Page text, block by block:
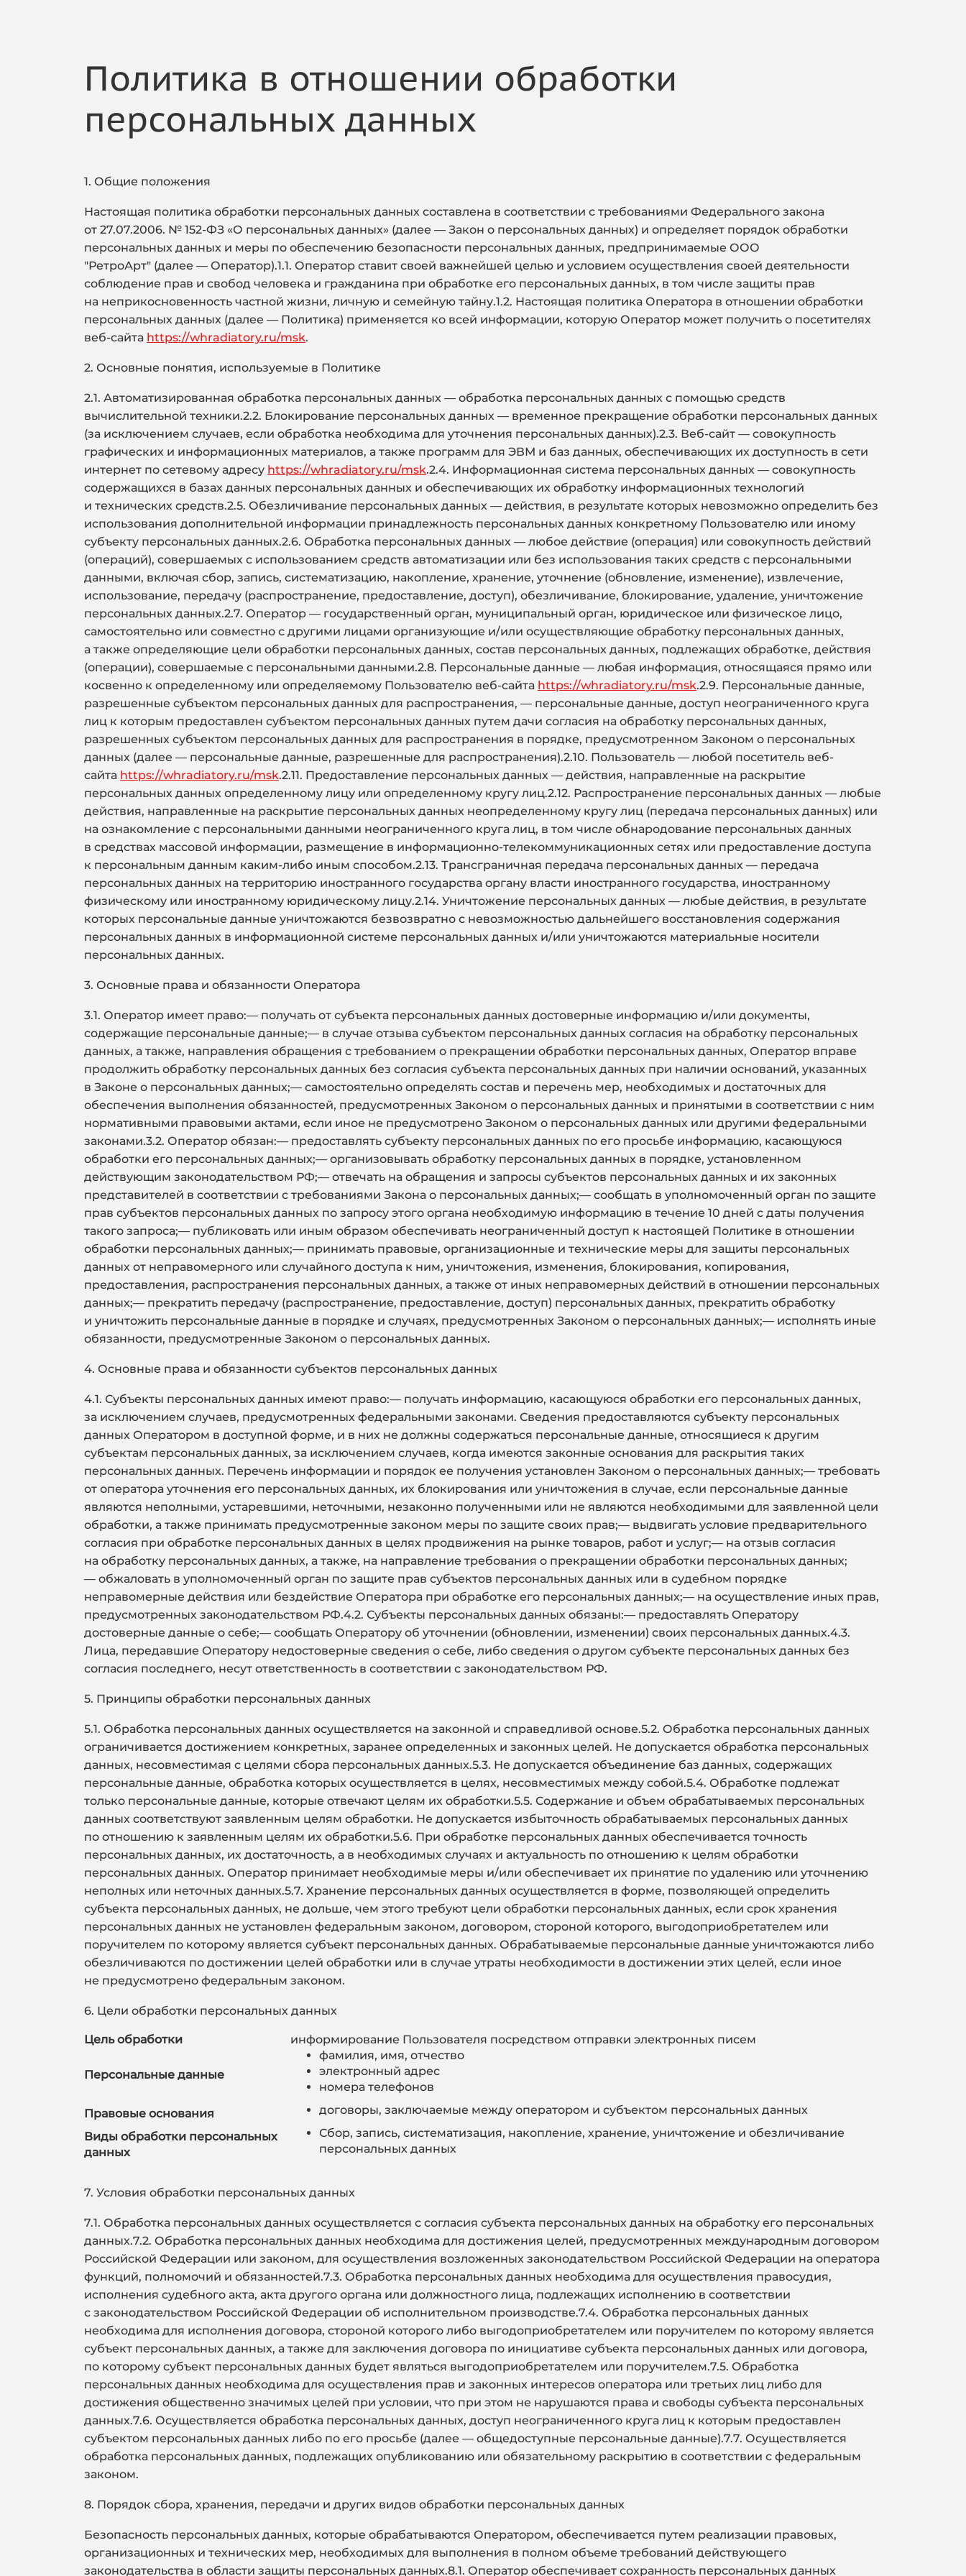
Политика в отношении обработки
персональных данных
1. Общие положения
Настоящая политика обработки персональных данных составлена в соответствии с требованиями Федерального закона
от 27.07.2006. № 152-ФЗ «О персональных данных» (далее — Закон о персональных данных) и определяет порядок обработки
персональных данных и меры по обеспечению безопасности персональных данных, предпринимаемые ООО
"РетроАрт" (далее — Оператор).1.1. Оператор ставит своей важнейшей целью и условием осуществления своей деятельности
соблюдение прав и свобод человека и гражданина при обработке его персональных данных, в том числе защиты прав
на неприкосновенность частной жизни, личную и семейную тайну.1.2. Настоящая политика Оператора в отношении обработки
персональных данных (далее — Политика) применяется ко всей информации, которую Оператор может получить о посетителях
веб-сайта https://whradiatory.ru/msk.
2. Основные понятия, используемые в Политике
2.1. Автоматизированная обработка персональных данных — обработка персональных данных с помощью средств
вычислительной техники.2.2. Блокирование персональных данных — временное прекращение обработки персональных данных
(за исключением случаев, если обработка необходима для уточнения персональных данных).2.3. Веб-сайт — совокупность
графических и информационных материалов, а также программ для ЭВМ и баз данных, обеспечивающих их доступность в сети
интернет по сетевому адресу https://whradiatory.ru/msk.2.4. Информационная система персональных данных — совокупность
содержащихся в базах данных персональных данных и обеспечивающих их обработку информационных технологий
и технических средств.2.5. Обезличивание персональных данных — действия, в результате которых невозможно определить без
использования дополнительной информации принадлежность персональных данных конкретному Пользователю или иному
субъекту персональных данных.2.6. Обработка персональных данных — любое действие (операция) или совокупность действий
(операций), совершаемых с использованием средств автоматизации или без использования таких средств с персональными
данными, включая сбор, запись, систематизацию, накопление, хранение, уточнение (обновление, изменение), извлечение,
использование, передачу (распространение, предоставление, доступ), обезличивание, блокирование, удаление, уничтожение
персональных данных.2.7. Оператор — государственный орган, муниципальный орган, юридическое или физическое лицо,
самостоятельно или совместно с другими лицами организующие и/или осуществляющие обработку персональных данных,
а также определяющие цели обработки персональных данных, состав персональных данных, подлежащих обработке, действия
(операции), совершаемые с персональными данными.2.8. Персональные данные — любая информация, относящаяся прямо или
косвенно к определенному или определяемому Пользователю веб-сайта https://whradiatory.ru/msk.2.9. Персональные данные,
разрешенные субъектом персональных данных для распространения, — персональные данные, доступ неограниченного круга
лиц к которым предоставлен субъектом персональных данных путем дачи согласия на обработку персональных данных,
разрешенных субъектом персональных данных для распространения в порядке, предусмотренном Законом о персональных
данных (далее — персональные данные, разрешенные для распространения).2.10. Пользователь — любой посетитель веб-
сайта https://whradiatory.ru/msk.2.11. Предоставление персональных данных — действия, направленные на раскрытие
персональных данных определенному лицу или определенному кругу лиц.2.12. Распространение персональных данных — любые
действия, направленные на раскрытие персональных данных неопределенному кругу лиц (передача персональных данных) или
на ознакомление с персональными данными неограниченного круга лиц, в том числе обнародование персональных данных
в средствах массовой информации, размещение в информационно-телекоммуникационных сетях или предоставление доступа
к персональным данным каким-либо иным способом.2.13. Трансграничная передача персональных данных — передача
персональных данных на территорию иностранного государства органу власти иностранного государства, иностранному
физическому или иностранному юридическому лицу.2.14. Уничтожение персональных данных — любые действия, в результате
которых персональные данные уничтожаются безвозвратно с невозможностью дальнейшего восстановления содержания
персональных данных в информационной системе персональных данных и/или уничтожаются материальные носители
персональных данных.
3. Основные права и обязанности Оператора
3.1. Оператор имеет право:— получать от субъекта персональных данных достоверные информацию и/или документы,
содержащие персональные данные;— в случае отзыва субъектом персональных данных согласия на обработку персональных
данных, а также, направления обращения с требованием о прекращении обработки персональных данных, Оператор вправе
продолжить обработку персональных данных без согласия субъекта персональных данных при наличии оснований, указанных
в Законе о персональных данных;— самостоятельно определять состав и перечень мер, необходимых и достаточных для
обеспечения выполнения обязанностей, предусмотренных Законом о персональных данных и принятыми в соответствии с ним
нормативными правовыми актами, если иное не предусмотрено Законом о персональных данных или другими федеральными
законами.3.2. Оператор обязан:— предоставлять субъекту персональных данных по его просьбе информацию, касающуюся
обработки его персональных данных;— организовывать обработку персональных данных в порядке, установленном
действующим законодательством РФ;— отвечать на обращения и запросы субъектов персональных данных и их законных
представителей в соответствии с требованиями Закона о персональных данных;— сообщать в уполномоченный орган по защите
прав субъектов персональных данных по запросу этого органа необходимую информацию в течение 10 дней с даты получения
такого запроса;— публиковать или иным образом обеспечивать неограниченный доступ к настоящей Политике в отношении
обработки персональных данных;— принимать правовые, организационные и технические меры для защиты персональных
данных от неправомерного или случайного доступа к ним, уничтожения, изменения, блокирования, копирования,
предоставления, распространения персональных данных, а также от иных неправомерных действий в отношении персональных
данных;— прекратить передачу (распространение, предоставление, доступ) персональных данных, прекратить обработку
и уничтожить персональные данные в порядке и случаях, предусмотренных Законом о персональных данных;— исполнять иные
обязанности, предусмотренные Законом о персональных данных.
4. Основные права и обязанности субъектов персональных данных
4.1. Субъекты персональных данных имеют право:— получать информацию, касающуюся обработки его персональных данных,
за исключением случаев, предусмотренных федеральными законами. Сведения предоставляются субъекту персональных
данных Оператором в доступной форме, и в них не должны содержаться персональные данные, относящиеся к другим
субъектам персональных данных, за исключением случаев, когда имеются законные основания для раскрытия таких
персональных данных. Перечень информации и порядок ее получения установлен Законом о персональных данных;— требовать
от оператора уточнения его персональных данных, их блокирования или уничтожения в случае, если персональные данные
являются неполными, устаревшими, неточными, незаконно полученными или не являются необходимыми для заявленной цели
обработки, а также принимать предусмотренные законом меры по защите своих прав;— выдвигать условие предварительного
согласия при обработке персональных данных в целях продвижения на рынке товаров, работ и услуг;— на отзыв согласия
на обработку персональных данных, а также, на направление требования о прекращении обработки персональных данных;
— обжаловать в уполномоченный орган по защите прав субъектов персональных данных или в судебном порядке
неправомерные действия или бездействие Оператора при обработке его персональных данных;— на осуществление иных прав,
предусмотренных законодательством РФ.4.2. Субъекты персональных данных обязаны:— предоставлять Оператору
достоверные данные о себе;— сообщать Оператору об уточнении (обновлении, изменении) своих персональных данных.4.3.
Лица, передавшие Оператору недостоверные сведения о себе, либо сведения о другом субъекте персональных данных без
согласия последнего, несут ответственность в соответствии с законодательством РФ.
5. Принципы обработки персональных данных
5.1. Обработка персональных данных осуществляется на законной и справедливой основе.5.2. Обработка персональных данных
ограничивается достижением конкретных, заранее определенных и законных целей. Не допускается обработка персональных
данных, несовместимая с целями сбора персональных данных.5.3. Не допускается объединение баз данных, содержащих
персональные данные, обработка которых осуществляется в целях, несовместимых между собой.5.4. Обработке подлежат
только персональные данные, которые отвечают целям их обработки.5.5. Содержание и объем обрабатываемых персональных
данных соответствуют заявленным целям обработки. Не допускается избыточность обрабатываемых персональных данных
по отношению к заявленным целям их обработки.5.6. При обработке персональных данных обеспечивается точность
персональных данных, их достаточность, а в необходимых случаях и актуальность по отношению к целям обработки
персональных данных. Оператор принимает необходимые меры и/или обеспечивает их принятие по удалению или уточнению
неполных или неточных данных.5.7. Хранение персональных данных осуществляется в форме, позволяющей определить
субъекта персональных данных, не дольше, чем этого требуют цели обработки персональных данных, если срок хранения
персональных данных не установлен федеральным законом, договором, стороной которого, выгодоприобретателем или
поручителем по которому является субъект персональных данных. Обрабатываемые персональные данные уничтожаются либо
обезличиваются по достижении целей обработки или в случае утраты необходимости в достижении этих целей, если иное
не предусмотрено федеральным законом.
6. Цели обработки персональных данных
Цель обработки информирование Пользователя посредством отправки электронных писем
Персональные данные
фамилия, имя, отчество
электронный адрес
номера телефонов
Правовые основания
договоры, заключаемые между оператором и субъектом персональных данных
Виды обработки персональных
данных
Сбор, запись, систематизация, накопление, хранение, уничтожение и обезличивание
персональных данных
7. Условия обработки персональных данных
7.1. Обработка персональных данных осуществляется с согласия субъекта персональных данных на обработку его персональных
данных.7.2. Обработка персональных данных необходима для достижения целей, предусмотренных международным договором
Российской Федерации или законом, для осуществления возложенных законодательством Российской Федерации на оператора
функций, полномочий и обязанностей.7.3. Обработка персональных данных необходима для осуществления правосудия,
исполнения судебного акта, акта другого органа или должностного лица, подлежащих исполнению в соответствии
с законодательством Российской Федерации об исполнительном производстве.7.4. Обработка персональных данных
необходима для исполнения договора, стороной которого либо выгодоприобретателем или поручителем по которому является
субъект персональных данных, а также для заключения договора по инициативе субъекта персональных данных или договора,
по которому субъект персональных данных будет являться выгодоприобретателем или поручителем.7.5. Обработка
персональных данных необходима для осуществления прав и законных интересов оператора или третьих лиц либо для
достижения общественно значимых целей при условии, что при этом не нарушаются права и свободы субъекта персональных
данных.7.6. Осуществляется обработка персональных данных, доступ неограниченного круга лиц к которым предоставлен
субъектом персональных данных либо по его просьбе (далее — общедоступные персональные данные).7.7. Осуществляется
обработка персональных данных, подлежащих опубликованию или обязательному раскрытию в соответствии с федеральным
законом.
8. Порядок сбора, хранения, передачи и других видов обработки персональных данных
Безопасность персональных данных, которые обрабатываются Оператором, обеспечивается путем реализации правовых,
организационных и технических мер, необходимых для выполнения в полном объеме требований действующего
законодательства в области защиты персональных данных.8.1. Оператор обеспечивает сохранность персональных данных